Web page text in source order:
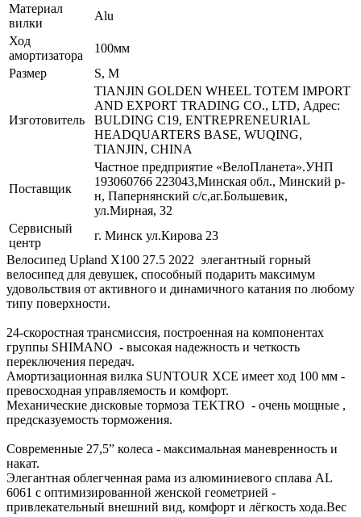
Материал
вилки
Alu
Ход
амортизатора
100мм
Размер
S, M
Изготовитель
TIANJIN GOLDEN WHEEL TOTEM IMPORT
AND EXPORT TRADING CO., LTD, Адрес:
BULDING C19, ENTREPRENEURIAL
HEADQUARTERS BASE, WUQING,
TIANJIN, CHINA
Поставщик
Частное предприятие «ВелоПланета».УНП
193060766 223043,Минская обл., Минский р-
н, Папернянский с/с,аг.Большевик,
ул.Мирная, 32
Сервисный
центр
г. Минск ул.Кирова 23
Велосипед Upland X100 27.5 2022 элегантный горный
велосипед для девушек, способный подарить максимум
удовольствия от активного и динамичного катания по любому
типу поверхности.
24-скоростная трансмиссия, построенная на компонентах
группы SHIMANO - высокая надежность и четкость
переключения передач.
Амортизационная вилка SUNTOUR XCЕ имеет ход 100 мм -
превосходная управляемость и комфорт.
Механические дисковые тормоза TEKTRO - очень мощные ,
предсказуемость торможения.
Современные 27,5” колеса - максимальная маневренность и
накат.
Элегантная облегченная рама из алюминиевого сплава AL
6061 с оптимизированной женской геометрией -
привлекательный внешний вид, комфорт и лёгкость хода.Вес